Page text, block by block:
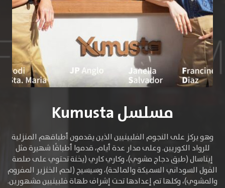
مسلسل Kumusta
وهو يركز على النجوم الفلبينيين الذين يقدمون أطباقهم المنزلية
للرواد الكوريين. وعلى مدار عدة أيام، قدموا أطباقًا شهيرة مثل
إيناسال (طبق دجاج مشوي)، وكاري كاري (يخنة تحتوي على صلصة
الفول السوداني السميكة والمالحة)، وسيسيج (لحم الخنزير المفروم
والمشوي)، وكلها تم إعدادها تحت إشراف طهاة فلبينيين مشهورين.